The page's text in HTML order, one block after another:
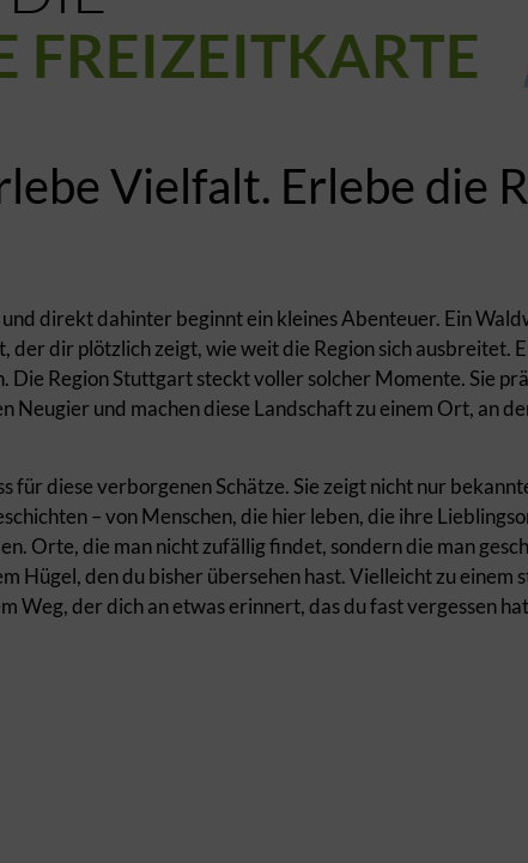
FREIZEITKARTE
Vielfalt. Erlebe die
direkt dahinter beginnt ein kleines Abenteuer. Ein
der dir plötzlich zeigt, wie weit die Region sich ausbreitet.
Die Region Stuttgart steckt voller solcher Momente. Sie
Neugier und machen diese Landschaft zu einem Ort, an
für diese verborgenen Schätze. Sie zeigt nicht nur
– von Menschen, die hier leben, die ihre
Orte, die man nicht zufällig findet, sondern die man
Hügel, den du bisher übersehen hast. Vielleicht zu einem
Weg, der dich an etwas erinnert, das du fast vergessen